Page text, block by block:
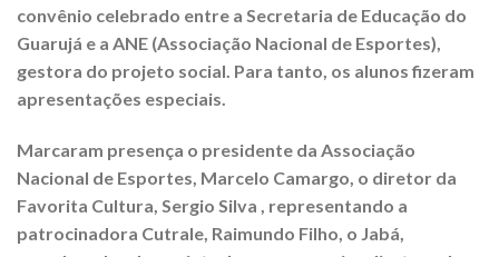
convênio celebrado entre a Secretaria de Educação do
Guarujá e a ANE (Associação Nacional de Esportes),
gestora do projeto social. Para tanto, os alunos fizeram
apresentações especiais.
Marcaram presença o presidente da Associação
Nacional de Esportes, Marcelo Camargo, o diretor da
Favorita Cultura, Sergio Silva , representando a
patrocinadora Cutrale, Raimundo Filho, o Jabá,